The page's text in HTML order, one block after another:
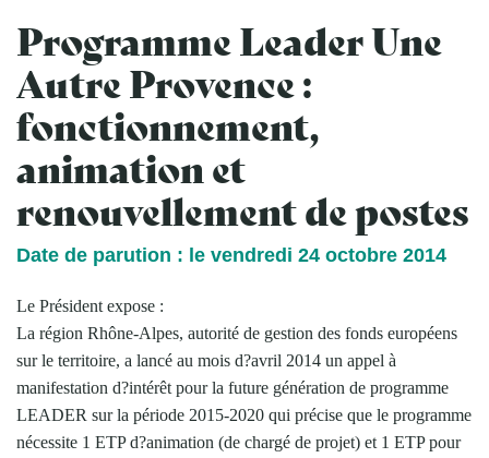
Programme Leader Une
Autre Provence :
fonctionnement,
animation et
renouvellement de postes
Date de parution : le vendredi 24 octobre 2014
Le Président expose :
La région Rhône-Alpes, autorité de gestion des fonds européens
sur le territoire, a lancé au mois d?avril 2014 un appel à
manifestation d?intérêt pour la future génération de programme
LEADER sur la période 2015-2020 qui précise que le programme
nécessite 1 ETP d?animation (de chargé de projet) et 1 ETP pour